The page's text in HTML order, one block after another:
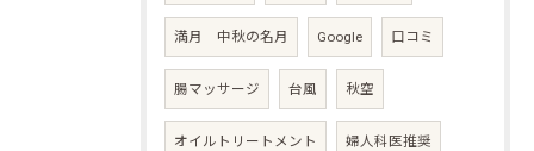
満月 中秋の名月 Google 口コミ
腸マッサージ 台風 秋空
オイルトリートメント 婦人科医推奨